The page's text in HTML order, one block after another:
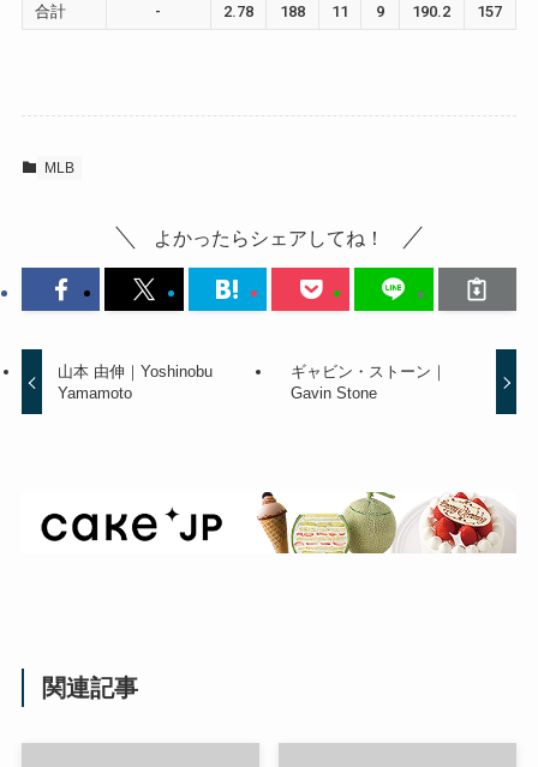
合計
- 2.78 188 11 9 190.2 157
MLB
よかったらシェアしてね！
山本 由伸｜Yoshinobu
Yamamoto
ギャビン・ストーン｜
Gavin Stone
関連記事